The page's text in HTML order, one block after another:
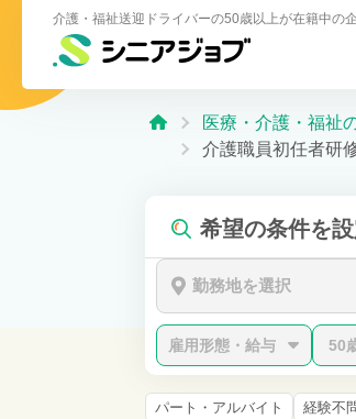
介護・福祉送迎ドライバーの50歳以上が在籍中の
医療・介護・福祉
介護職員初任者研
希望の条件を
勤務地を選択
雇用形態・給与 50
パート・アルバイト 経験不